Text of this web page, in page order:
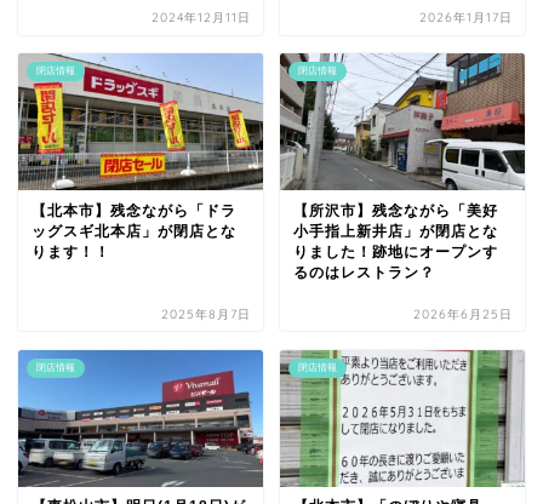
2024年12月11日 2026年1月17日
閉店情報
【北本市】残念ながら「ドラ
ッグスギ北本店」が閉店とな
ります！！
2025年8月7日
閉店情報
【所沢市】残念ながら「美好
小手指上新井店」が閉店とな
りました！跡地にオープンす
るのはレストラン？
2026年6月25日
閉店情報 閉店情報